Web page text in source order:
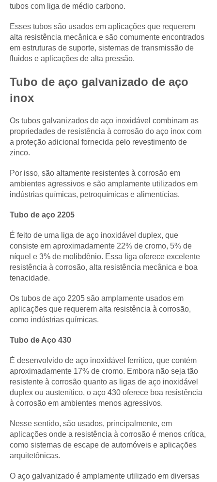
tubos com liga de médio carbono.
Esses tubos são usados em aplicações que requerem
alta resistência mecânica e são comumente encontrados
em estruturas de suporte, sistemas de transmissão de
fluidos e aplicações de alta pressão.
Tubo de aço galvanizado de aço
inox
Os tubos galvanizados de aço inoxidável combinam as
propriedades de resistência à corrosão do aço inox com
a proteção adicional fornecida pelo revestimento de
zinco.
Por isso, são altamente resistentes à corrosão em
ambientes agressivos e são amplamente utilizados em
indústrias químicas, petroquímicas e alimentícias.
Tubo de aço 2205
É feito de uma liga de aço inoxidável duplex, que
consiste em aproximadamente 22% de cromo, 5% de
níquel e 3% de molibdênio. Essa liga oferece excelente
resistência à corrosão, alta resistência mecânica e boa
tenacidade.
Os tubos de aço 2205 são amplamente usados em
aplicações que requerem alta resistência à corrosão,
como indústrias químicas.
Tubo de Aço 430
É desenvolvido de aço inoxidável ferrítico, que contém
aproximadamente 17% de cromo. Embora não seja tão
resistente à corrosão quanto as ligas de aço inoxidável
duplex ou austenítico, o aço 430 oferece boa resistência
à corrosão em ambientes menos agressivos.
Nesse sentido, são usados, principalmente, em
aplicações onde a resistência à corrosão é menos crítica,
como sistemas de escape de automóveis e aplicações
arquitetônicas.
O aço galvanizado é amplamente utilizado em diversas